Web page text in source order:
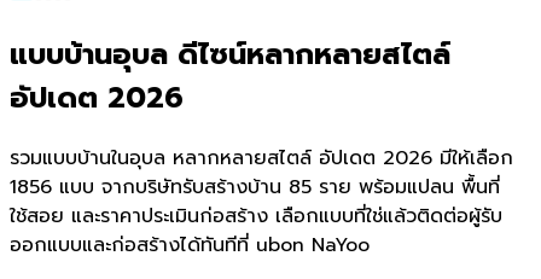
แบบบ้านอุบล ดีไซน์หลากหลายสไตล์
อัปเดต 2026
รวมแบบบ้านในอุบล หลากหลายสไตล์ อัปเดต 2026 มีให้เลือก
1856 แบบ จากบริษัทรับสร้างบ้าน 85 ราย พร้อมแปลน พื้นที่
ใช้สอย และราคาประเมินก่อสร้าง เลือกแบบที่ใช่แล้วติดต่อผู้รับ
ออกแบบและก่อสร้างได้ทันทีที่ ubon NaYoo